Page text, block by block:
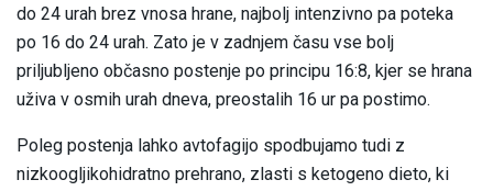
do 24 urah brez vnosa hrane, najbolj intenzivno pa poteka
po 16 do 24 urah. Zato je v zadnjem času vse bolj
priljubljeno občasno postenje po principu 16:8, kjer se hrana
uživa v osmih urah dneva, preostalih 16 ur pa postimo.
Poleg postenja lahko avtofagijo spodbujamo tudi z
nizkoogljikohidratno prehrano, zlasti s ketogeno dieto, ki